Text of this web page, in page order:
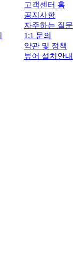
고객센터 홈
공지사항
자주하는 질문
1:1 문의
약관 및 정책
뷰어 설치안내